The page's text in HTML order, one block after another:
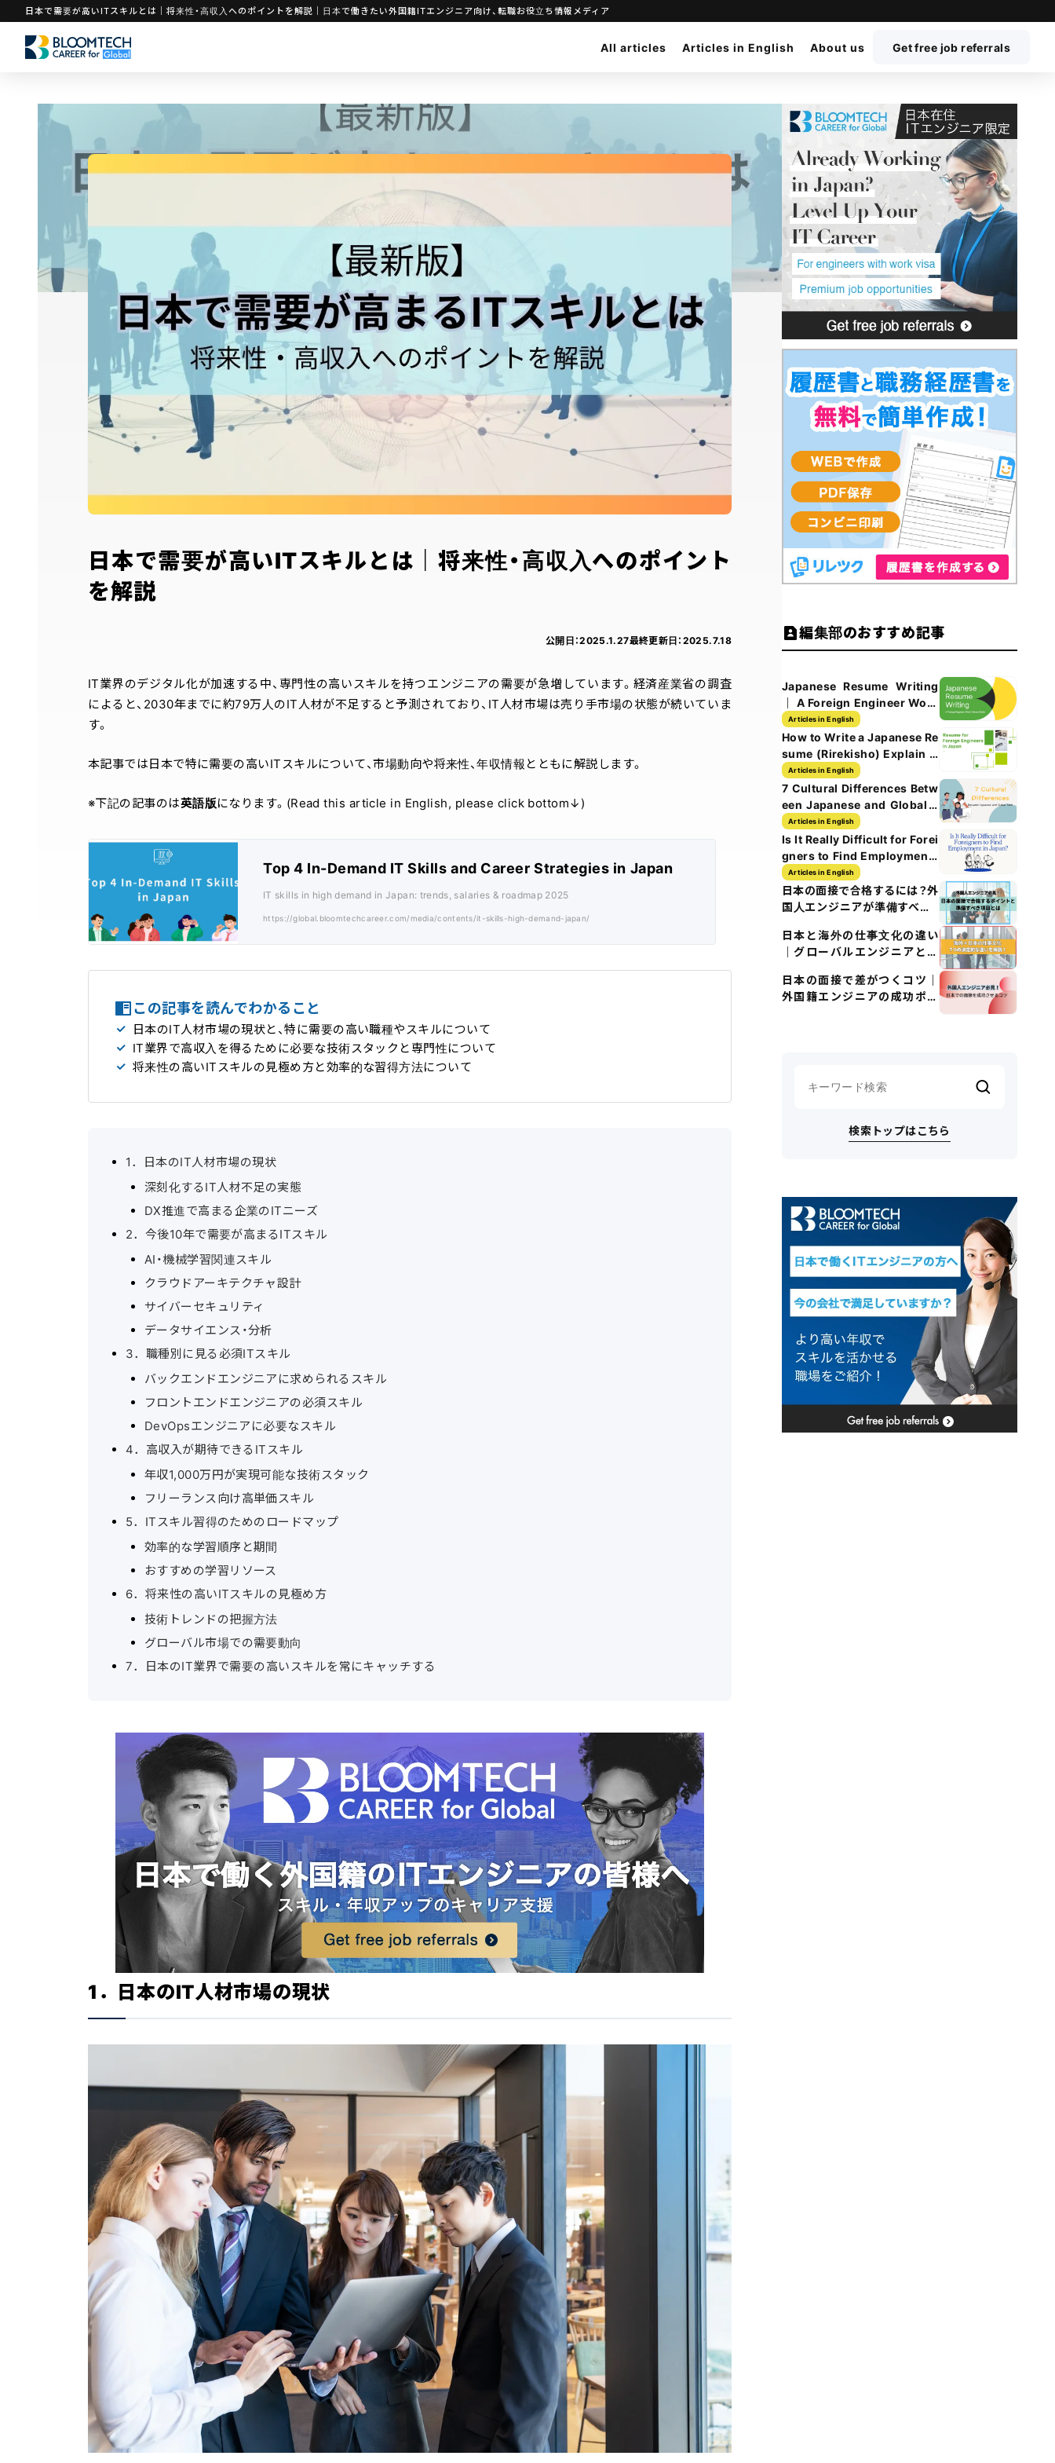
日本で需要が高いITスキルとは｜将来性・高収入へのポイントを解説｜日本で働きたい外国籍ITエンジニア向け、転職お役立ち情報メディア
All articles Articles in English About us Get free job referrals
日本で需要が高いITスキルとは｜将来性・高収入へのポイント
を解説
公開日：2025.1.27最終更新日： 2025.7.18
IT業界のデジタル化が加速する中、専門性の高いスキルを持つエンジニアの需要が急増しています。経済産業省の調査
によると、2030年までに約79万人のIT人材が不足すると予測されており、IT人材市場は売り手市場の状態が続いていま
す。
本記事では日本で特に需要の高いITスキルについて、市場動向や将来性、年収情報とともに解説します。
※下記の記事のは英語版になります。(Read this article in English, please click bottom↓)
Top 4 In-Demand IT Skills and Career Strategies in Japan
IT skills in high demand in Japan: trends, salaries & roadmap 2025
https://global.bloomtechcareer.com/media/contents/it-skills-high-demand-japan/
この記事を読んでわかること
日本のIT人材市場の現状と、特に需要の高い職種やスキルについて
IT業界で高収入を得るために必要な技術スタックと専門性について
将来性の高いITスキルの見極め方と効率的な習得方法について
1．日本のIT人材市場の現状
深刻化するIT人材不足の実態
DX推進で高まる企業のITニーズ
2．今後10年で需要が高まるITスキル
AI・機械学習関連スキル
クラウドアーキテクチャ設計
サイバーセキュリティ
データサイエンス・分析
3．職種別に見る必須ITスキル
バックエンドエンジニアに求められるスキル
フロントエンドエンジニアの必須スキル
DevOpsエンジニアに必要なスキル
4．高収入が期待できるITスキル
年収1,000万円が実現可能な技術スタック
フリーランス向け高単価スキル
5．ITスキル習得のためのロードマップ
効率的な学習順序と期間
おすすめの学習リソース
6．将来性の高いITスキルの見極め方
技術トレンドの把握方法
グローバル市場での需要動向
7．日本のIT業界で需要の高いスキルを常にキャッチする
1．日本のIT人材市場の現状
編集部のおすすめ記事
Japanese Resume Writing
｜ A Foreign Engineer Work
History Guide
Articles in English
How to Write a Japanese Re
sume (Rirekisho) Explain w
ith Images
Articles in English
7 Cultural Differences Betw
een Japanese and Global T
ech Culture
Articles in English
Is It Really Difficult for Forei
gners to Find Employment i
n Japan?
Articles in English
日本の面接で合格するには？外
国人エンジニアが準備すべき5
日本と海外の仕事文化の違い
｜グローバルエンジニアとし
日本の面接で差がつくコツ｜
外国籍エンジニアの成功ポイ
検索トップはこちら